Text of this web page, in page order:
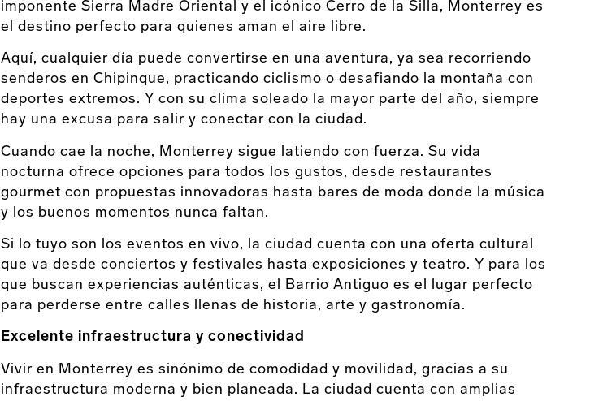
imponente Sierra Madre Oriental y el icónico Cerro de la Silla, Monterrey es
el destino perfecto para quienes aman el aire libre.
Aquí, cualquier día puede convertirse en una aventura, ya sea recorriendo
senderos en Chipinque, practicando ciclismo o desafiando la montaña con
deportes extremos. Y con su clima soleado la mayor parte del año, siempre
hay una excusa para salir y conectar con la ciudad.
Cuando cae la noche, Monterrey sigue latiendo con fuerza. Su vida
nocturna ofrece opciones para todos los gustos, desde restaurantes
gourmet con propuestas innovadoras hasta bares de moda donde la música
y los buenos momentos nunca faltan.
Si lo tuyo son los eventos en vivo, la ciudad cuenta con una oferta cultural
que va desde conciertos y festivales hasta exposiciones y teatro. Y para los
que buscan experiencias auténticas, el Barrio Antiguo es el lugar perfecto
para perderse entre calles llenas de historia, arte y gastronomía.
Excelente infraestructura y conectividad
Vivir en Monterrey es sinónimo de comodidad y movilidad, gracias a su
infraestructura moderna y bien planeada. La ciudad cuenta con amplias